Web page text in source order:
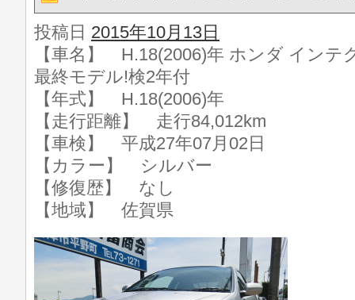
投稿日 2015年10月13日
【車名】 H.18(2006)年 ホンダ インテ
最終モデル!検2年付
【年式】 H.18(2006)年
【走行距離】 走行84,012km
【車検】 平成27年07月02日
【カラー】 シルバー
【修復歴】 なし
【地域】 佐賀県